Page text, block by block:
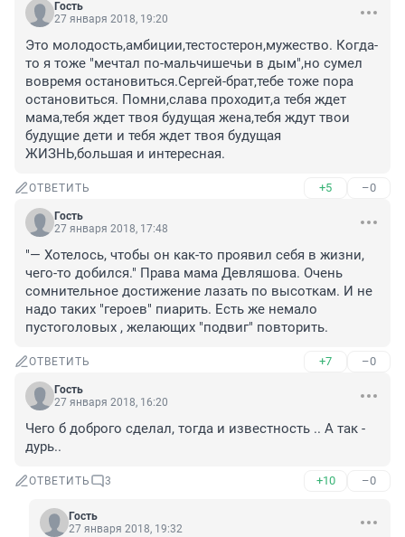
Гость
27 января 2018, 19:20
Это молодость,амбиции,тестостерон,мужество. Когда-
то я тоже "мечтал по-мальчишечьи в дым",но сумел
вовремя остановиться.Сергей-брат,тебе тоже пора
остановиться. Помни,слава проходит,а тебя ждет
мама,тебя ждет твоя будущая жена,тебя ждут твои
будущие дети и тебя ждет твоя будущая
ЖИЗНЬ,большая и интересная.
ОТВЕТИТЬ +5 –0
Гость
27 января 2018, 17:48
"— Хотелось, чтобы он как-то проявил себя в жизни,
чего-то добился." Права мама Девляшова. Очень
сомнительное достижение лазать по высоткам. И не
надо таких "героев" пиарить. Есть же немало
пустоголовых , желающих "подвиг" повторить.
ОТВЕТИТЬ +7 –0
Гость
27 января 2018, 16:20
Чего б доброго сделал, тогда и известность .. А так -
дурь..
ОТВЕТИТЬ 3 +10 –0
Гость
27 января 2018, 19:32